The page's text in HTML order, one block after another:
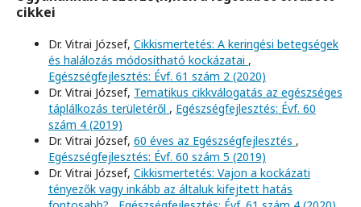
cikkei
Dr. Vitrai József, Cikkismertetés: A keringési betegségek
és halálozás módosítható kockázatai ,
Egészségfejlesztés: Évf. 61 szám 2 (2020)
Dr. Vitrai József, Tematikus cikkválogatás az egészséges
táplálkozás területéről , Egészségfejlesztés: Évf. 60
szám 4 (2019)
Dr. Vitrai József, 60 éves az Egészségfejlesztés ,
Egészségfejlesztés: Évf. 60 szám 5 (2019)
Dr. Vitrai József, Cikkismertetés: Vajon a kockázati
tényezők vagy inkább az általuk kifejtett hatás